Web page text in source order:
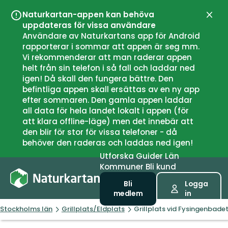
Naturkartan-appen kan behöva
uppdateras för vissa användare
Användare av Naturkartans app för Android
rapporterar i sommar att appen är seg mm.
Vi rekommenderar att man raderar appen
helt från sin telefon i så fall och laddar ned
igen! Då skall den fungera bättre. Den
befintliga appen skall ersättas av en ny app
efter sommaren. Den gamla appen laddar
all data för hela landet lokalt i appen (för
att klara offline-läge) men det innebär att
den blir för stor för vissa telefoner - då
behöver den raderas och laddas ned igen!
UtforskaGuiderLän
Kommuner Bli kund
Bli
medlem
Logga
in
Stockholms län Grillplats/Eldplats Grillplats vid Fysingenbadet